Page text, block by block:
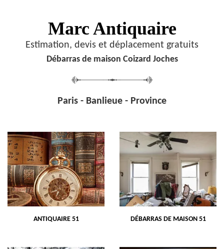
Marc Antiquaire
Estimation, devis et déplacement gratuits
Débarras de maison Coizard Joches
Paris - Banlieue - Province
ANTIQUAIRE 51 DÉBARRAS DE MAISON 51